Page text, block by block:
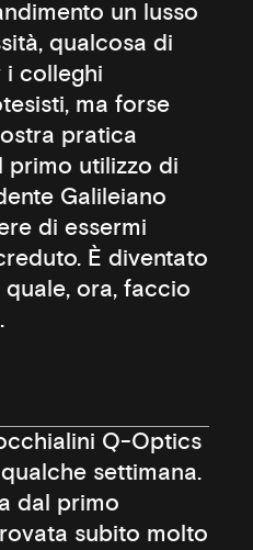
un lusso
qualcosa di
i colleghi
ma forse
pratica
primo utilizzo di
Galileiano
di essermi
È diventato
ora, faccio
Q-Optics
settimana.
dal primo
subito molto